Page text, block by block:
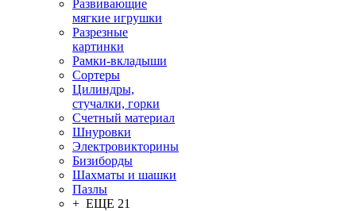
Развивающие
мягкие игрушки
Разрезные
картинки
Рамки-вкладыши
Сортеры
Цилиндры,
стучалки, горки
Счетный материал
Шнуровки
Электровикторины
Бизиборды
Шахматы и шашки
Пазлы
+ ЕЩЕ 21